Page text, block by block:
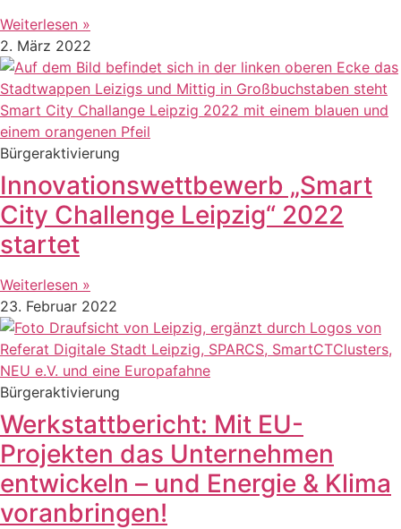
Weiterlesen »
2. März 2022
Bürgeraktivierung
Innovationswettbewerb „Smart
City Challenge Leipzig“ 2022
startet
Weiterlesen »
23. Februar 2022
Bürgeraktivierung
Werkstattbericht: Mit EU-
Projekten das Unternehmen
entwickeln – und Energie & Klima
voranbringen!